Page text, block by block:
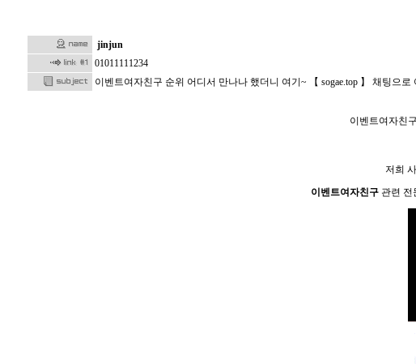
jinjun
01011111234
이­벤­트­여­자­친­구 순위 어디서 만나나 했더니 여기~ 【 sogae.top 】 채팅으로
이­벤­트­여­자­친­
저희
이­벤­트­여­자­친­구 관련 전